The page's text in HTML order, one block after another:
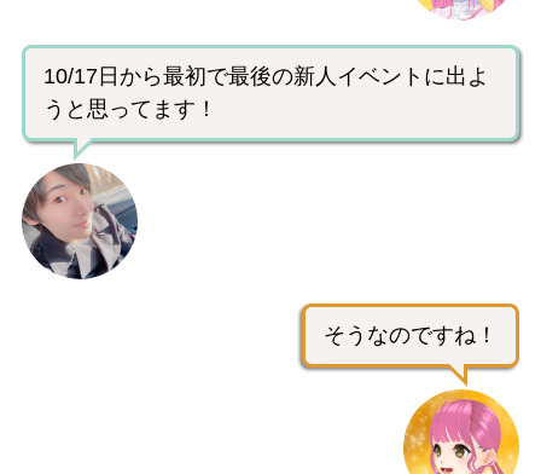
10/17日から最初で最後の新人イベントに出よ
うと思ってます！
そうなのですね！